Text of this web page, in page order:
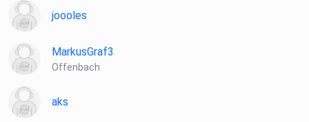
joooles
MarkusGraf3
Offenbach
aks